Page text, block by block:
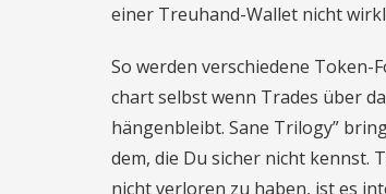
einer Treuhand-Wallet nicht
So werden verschiedene
chart selbst wenn Trades über
hängenbleibt. Sane Trilogy”
dem, die Du sicher nicht kennst.
nicht verloren zu haben, ist es